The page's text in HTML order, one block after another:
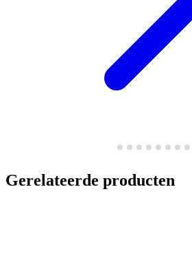
Gerelateerde producten